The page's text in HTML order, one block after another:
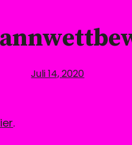
Juli 14, 2020
.